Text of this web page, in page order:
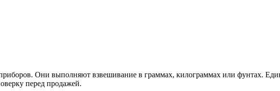
Они выполняют взвешивание в граммах, килограммах или фунтах.
перед продажей.